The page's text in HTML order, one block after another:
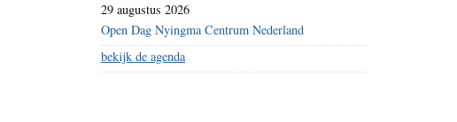
onwankelbaar
29 augustus 2026
Open Dag Nyingma Centrum Nederland
bekijk de agenda